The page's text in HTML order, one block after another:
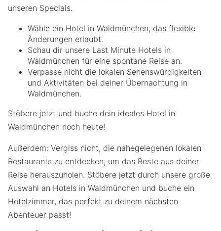
unseren Specials.
Wähle ein Hotel in Waldmünchen, das flexible
Änderungen erlaubt.
Schau dir unsere Last Minute Hotels in
Waldmünchen für eine spontane Reise an.
Verpasse nicht die lokalen Sehenswürdigkeiten
und Aktivitäten bei deiner Übernachtung in
Waldmünchen.
Stöbere jetzt und buche dein ideales Hotel in
Waldmünchen noch heute!
Außerdem: Vergiss nicht, die nahegelegenen lokalen
Restaurants zu entdecken, um das Beste aus deiner
Reise herauszuholen. Stöbere jetzt durch unsere große
Auswahl an Hotels in Waldmünchen und buche ein
Hotelzimmer, das perfekt zu deinem nächsten
Abenteuer passt!